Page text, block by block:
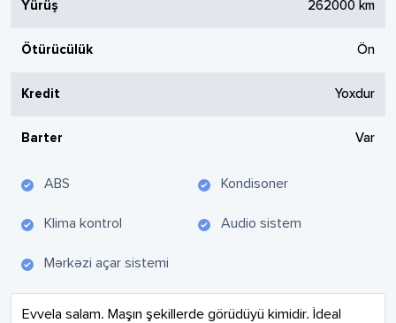
Yürüş 262000 km
Ötürücülük Ön
Kredit Yoxdur
Barter Var
ABS Kondisoner
Klima kontrol Audio sistem
Mərkəzi açar sistemi
Evvela salam. Maşın şekillerde görüdüyü kimidir. İdeal